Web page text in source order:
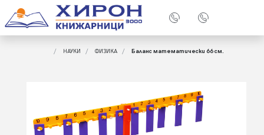
НАУКИ ФИЗИКА Баланс математически 66 см.